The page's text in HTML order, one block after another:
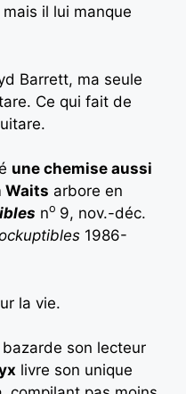
il lui manque
Barrett, ma seule
Ce qui fait de
une chemise aussi
Waits arbore en
no 9, nov.-déc.
1986-
la vie.
son lecteur
livre son unique